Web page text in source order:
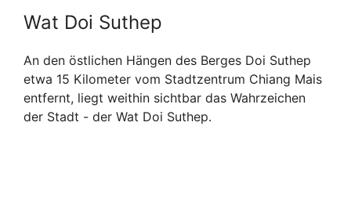
Wat Doi Suthep
An den östlichen Hängen des Berges Doi Suthep
etwa 15 Kilometer vom Stadtzentrum Chiang Mais
entfernt, liegt weithin sichtbar das Wahrzeichen
der Stadt - der Wat Doi Suthep.